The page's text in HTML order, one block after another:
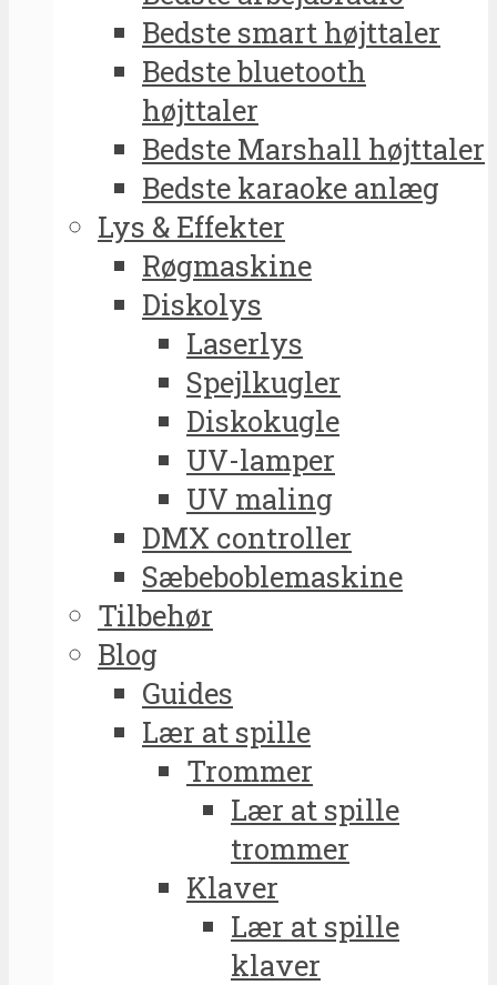
Bedste smart højttaler
Bedste bluetooth
højttaler
Bedste Marshall højttaler
Bedste karaoke anlæg
Lys & Effekter
Røgmaskine
Diskolys
Laserlys
Spejlkugler
Diskokugle
UV-lamper
UV maling
DMX controller
Sæbeboblemaskine
Tilbehør
Blog
Guides
Lær at spille
Trommer
Lær at spille
trommer
Klaver
Lær at spille
klaver